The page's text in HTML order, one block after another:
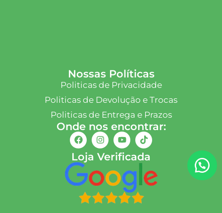
Nossas Políticas
Politicas de Privacidade
Politicas de Devolução e Trocas
Politicas de Entrega e Prazos
Onde nos encontrar:
Loja Verificada